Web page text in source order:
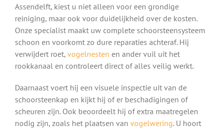
Assendelft, kiest u niet alleen voor een grondige
reiniging, maar ook voor duidelijkheid over de kosten.
Onze specialist maakt uw complete schoorsteensysteem
schoon en voorkomt zo dure reparaties achteraf. Hij
verwijdert roet, vogelnesten en ander vuil uit het
rookkanaal en controleert direct of alles veilig werkt.
Daarnaast voert hij een visuele inspectie uit van de
schoorsteenkap en kijkt hij of er beschadigingen of
scheuren zijn. Ook beoordeelt hij of extra maatregelen
nodig zijn, zoals het plaatsen van vogelwering. U hoort